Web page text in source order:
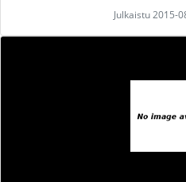
Julkaistu 2015-